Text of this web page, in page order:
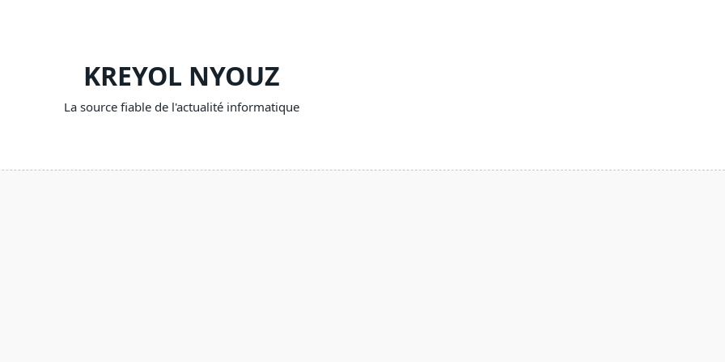
KREYOL NYOUZ
La source fiable de l'actualité informatique